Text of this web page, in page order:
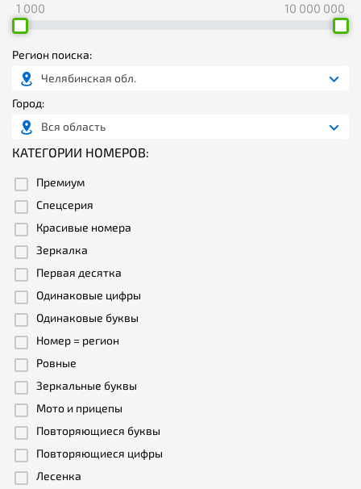
1 000 10 000 000
Регион поиска:
Челябинская обл.
Город:
Вся область
КАТЕГОРИИ НОМЕРОВ:
Премиум
Спецсерия
Красивые номера
Зеркалка
Первая десятка
Одинаковые цифры
Одинаковые буквы
Номер = регион
Ровные
Зеркальные буквы
Мото и прицепы
Повторяющиеся буквы
Повторяющиеся цифры
Лесенка